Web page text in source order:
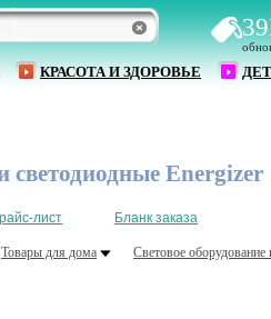
КРАСОТА И ЗДОРОВЬЕ
светодиодные Energizer
лист Бланк заказа
Товары для дома Световое